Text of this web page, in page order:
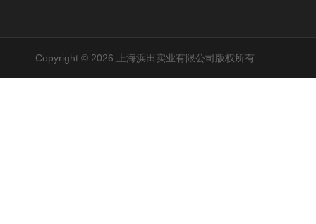
Copyright © 2026 上海浜田实业有限公司版权所有